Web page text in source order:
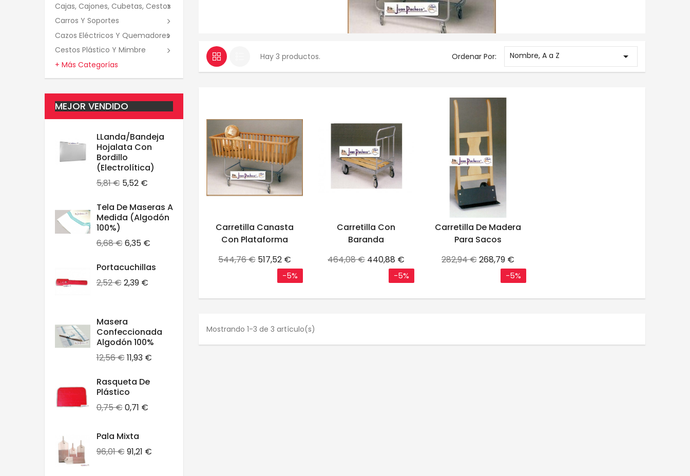
Cajas, Cajones, Cubetas, Cestos
Carros Y Soportes
Cazos Eléctricos Y Quemadores
Cestos Plástico Y Mimbre
+ Más Categorías
MEJOR VENDIDO
LLanda/Bandeja
Hojalata Con
Bordillo
(electrolítica)
Precio
5,81 € Precio
5,52 €
Tela De Maseras A
Medida (algodón
100%)
Precio
6,68 €Precio
6,35 €
Portacuchillas
Precio
2,52 €Precio
2,39 €
Masera
Confeccionada
Algodón 100%
Precio
12,56 €Precio
11,93 €
Rasqueta De
Plástico
Precio
0,75 €Precio
0,71 €
Pala Mixta
Precio
96,01 €Precio
91,21 €
Hay 3 productos. Ordenar Por: Nombre, A a Z 
Carretilla Canasta
Con Plataforma
Precio
544,76 € Precio
517,52 €
-5%
Carretilla Con
Baranda
Precio
464,08 € Precio
440,88 €
-5%
Carretilla De Madera
Para Sacos
Precio
282,94 €Precio
268,79 €
-5%
Mostrando 1-3 de 3 artículo(s)